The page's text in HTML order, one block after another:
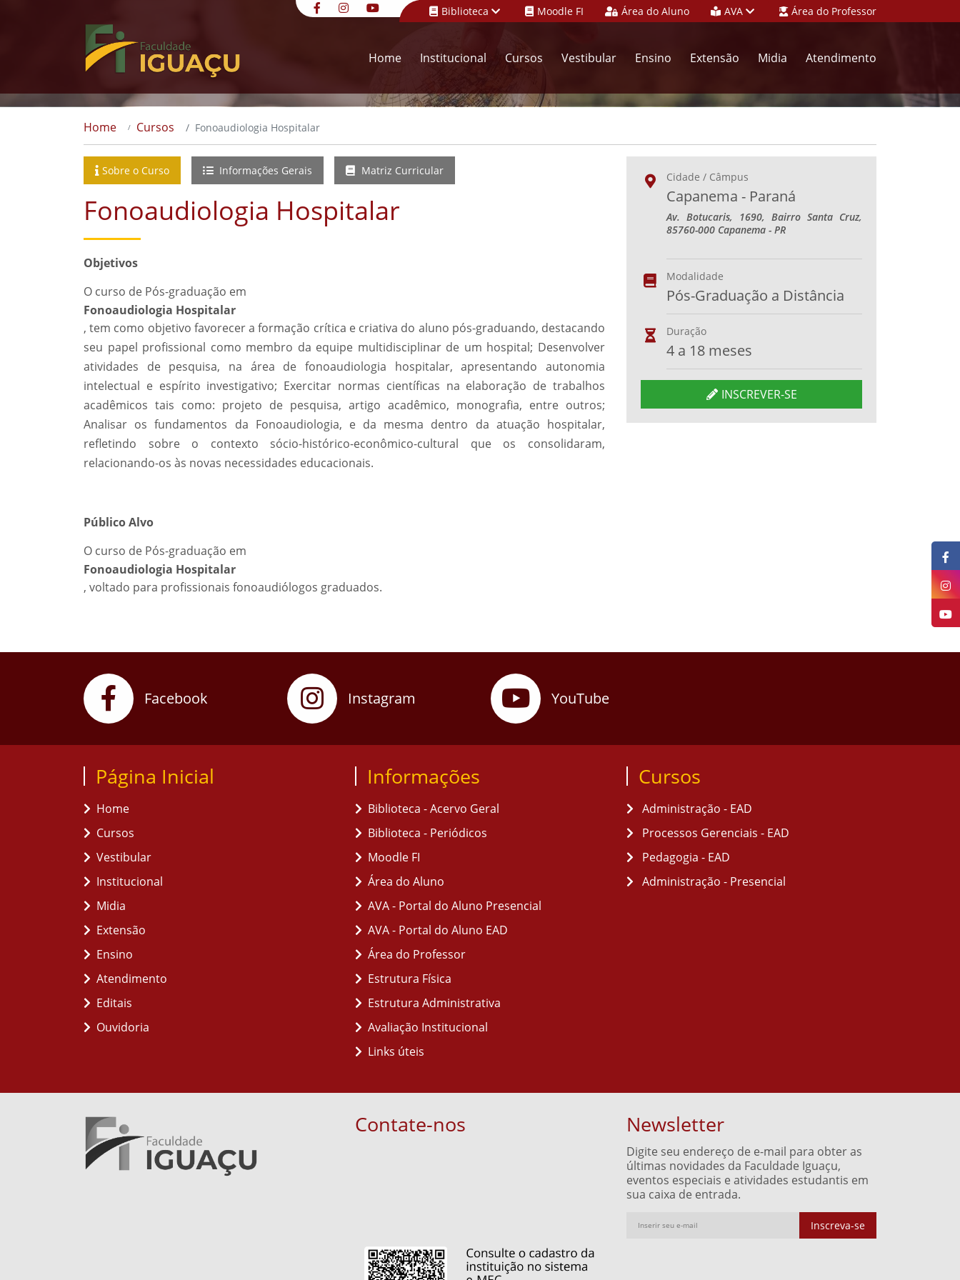
Biblioteca Moodle FI Área do Aluno AVA Área do Professor
Home Institucional Cursos Vestibular Ensino Extensão Midia Atendimento
Home Cursos Fonoaudiologia Hospitalar
Sobre o Curso Informações Gerais Matriz Curricular
Fonoaudiologia Hospitalar
Objetivos
O curso de Pós-graduação em
Fonoaudiologia Hospitalar
, tem como objetivo favorecer a formação crítica e criativa do aluno pós-graduando, destacando
seu papel profissional como membro da equipe multidisciplinar de um hospital; Desenvolver
atividades de pesquisa, na área de fonoaudiologia hospitalar, apresentando autonomia
intelectual e espírito investigativo; Exercitar normas científicas na elaboração de trabalhos
acadêmicos tais como: projeto de pesquisa, artigo acadêmico, monografia, entre outros;
Analisar os fundamentos da Fonoaudiologia, e da mesma dentro da atuação hospitalar,
refletindo sobre o contexto sócio-histórico-econômico-cultural que os consolidaram,
relacionando-os às novas necessidades educacionais.
Público Alvo
O curso de Pós-graduação em
Fonoaudiologia Hospitalar
, voltado para profissionais fonoaudiólogos graduados.
Cidade / Câmpus
Capanema - Paraná
Av. Botucaris, 1690, Bairro Santa Cruz,
85760-000 Capanema - PR
Modalidade
Pós-Graduação a Distância
Duração
4 a 18 meses
INSCREVER-SE
Facebook Instagram YouTube
Página Inicial
Home
Cursos
Vestibular
Institucional
Midia
Extensão
Ensino
Atendimento
Editais
Ouvidoria
Informações
Biblioteca - Acervo Geral
Biblioteca - Periódicos
Moodle FI
Área do Aluno
AVA - Portal do Aluno Presencial
AVA - Portal do Aluno EAD
Área do Professor
Estrutura Física
Estrutura Administrativa
Avaliação Institucional
Links úteis
Cursos
Administração - EAD
Processos Gerenciais - EAD
Pedagogia - EAD
Administração - Presencial
Contate-nos Newsletter
Digite seu endereço de e-mail para obter as
últimas novidades da Faculdade Iguaçu,
eventos especiais e atividades estudantis em
sua caixa de entrada.
Inscreva-se